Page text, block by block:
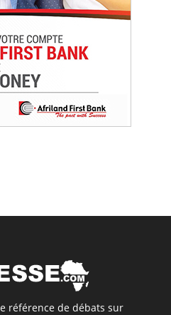
référence de débats sur